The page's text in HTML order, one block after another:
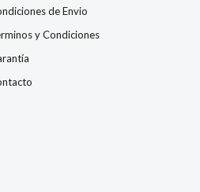
de Envio
y Condiciones